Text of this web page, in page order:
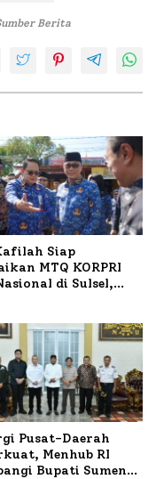
Berita
Siap
MTQ KORPRI
di Sulsel,
Pusat-Daerah
Menhub RI
Bupati Sumenep